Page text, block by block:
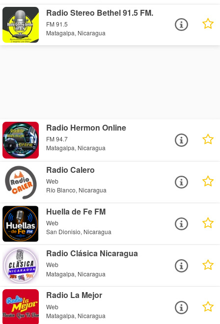
Radio Stereo Bethel 91.5 FM.
FM 91.5
Matagalpa, Nicaragua
Radio Hermon Online
FM 94.7
Matagalpa, Nicaragua
Radio Calero
Web
Río Blanco, Nicaragua
Huella de Fe FM
Web
San Dionisio, Nicaragua
Radio Clásica Nicaragua
Web
Matagalpa, Nicaragua
Radio La Mejor
Web
Matagalpa, Nicaragua